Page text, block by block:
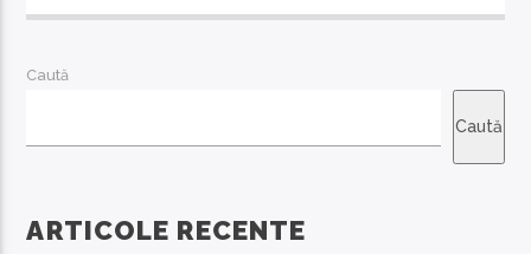
Caută
Caută
ARTICOLE RECENTE